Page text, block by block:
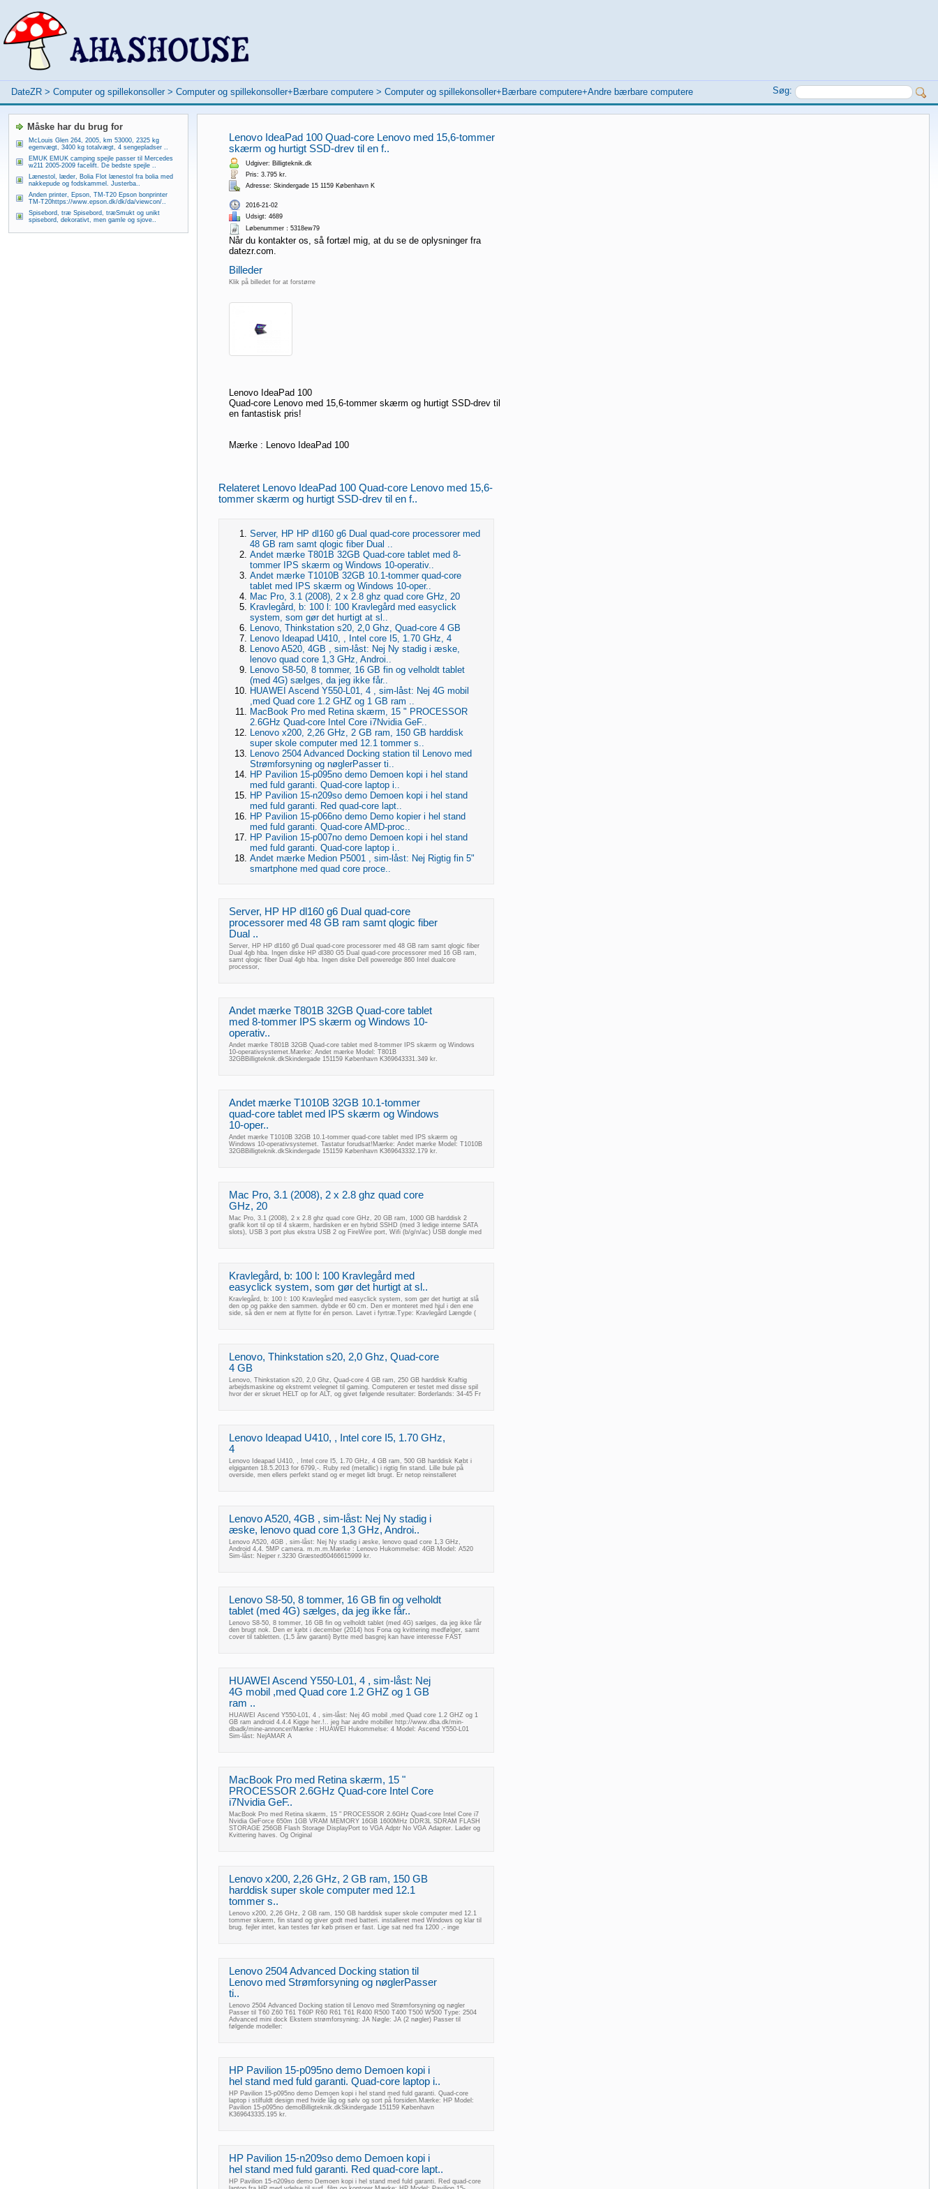
DateZR > Computer og spillekonsoller > Computer og spillekonsoller+Bærbare computere > Computer og spillekonsoller+Bærbare computere+Andre bærbare computere Søg:
Lenovo IdeaPad 100 Quad-core Lenovo med 15,6-tommer
skærm og hurtigt SSD-drev til en f..
Udgiver: Billigteknik.dk
Pris: 3.795 kr.
Adresse: Skindergade 15 1159 København K
2016-21-02
Udsigt: 4689
Løbenummer：5318ew79
Når du kontakter os, så fortæl mig, at du se de oplysninger fra
datezr.com.
Billeder
Klik på billedet for at forstørre
Lenovo IdeaPad 100
Quad-core Lenovo med 15,6-tommer skærm og hurtigt SSD-drev til
en fantastisk pris!
Mærke : Lenovo IdeaPad 100
Relateret Lenovo IdeaPad 100 Quad-core Lenovo med 15,6-
tommer skærm og hurtigt SSD-drev til en f..
Server, HP HP dl160 g6 Dual quad-core processorer med
48 GB ram samt qlogic fiber Dual ..
Andet mærke T801B 32GB Quad-core tablet med 8-
tommer IPS skærm og Windows 10-operativ..
Andet mærke T1010B 32GB 10.1-tommer quad-core
tablet med IPS skærm og Windows 10-oper..
Mac Pro, 3.1 (2008), 2 x 2.8 ghz quad core GHz, 20
Kravlegård, b: 100 l: 100 Kravlegård med easyclick
system, som gør det hurtigt at sl..
Lenovo, Thinkstation s20, 2,0 Ghz, Quad-core 4 GB
Lenovo Ideapad U410, , Intel core I5, 1.70 GHz, 4
Lenovo A520, 4GB , sim-låst: Nej Ny stadig i æske,
lenovo quad core 1,3 GHz, Androi..
Lenovo S8-50, 8 tommer, 16 GB fin og velholdt tablet
(med 4G) sælges, da jeg ikke får..
HUAWEI Ascend Y550-L01, 4 , sim-låst: Nej 4G mobil
,med Quad core 1.2 GHZ og 1 GB ram ..
MacBook Pro med Retina skærm, 15 " PROCESSOR
2.6GHz Quad-core Intel Core i7Nvidia GeF..
Lenovo x200, 2,26 GHz, 2 GB ram, 150 GB harddisk
super skole computer med 12.1 tommer s..
Lenovo 2504 Advanced Docking station til Lenovo med
Strømforsyning og nøglerPasser ti..
HP Pavilion 15-p095no demo Demoen kopi i hel stand
med fuld garanti. Quad-core laptop i..
HP Pavilion 15-n209so demo Demoen kopi i hel stand
med fuld garanti. Red quad-core lapt..
HP Pavilion 15-p066no demo Demo kopier i hel stand
med fuld garanti. Quad-core AMD-proc..
HP Pavilion 15-p007no demo Demoen kopi i hel stand
med fuld garanti. Quad-core laptop i..
Andet mærke Medion P5001 , sim-låst: Nej Rigtig fin 5"
smartphone med quad core proce..
Server, HP HP dl160 g6 Dual quad-core
processorer med 48 GB ram samt qlogic fiber
Dual ..
Server, HP HP dl160 g6 Dual quad-core processorer med 48 GB ram samt qlogic fiber
Dual 4gb hba. Ingen diske HP dl380 G5 Dual quad-core processorer med 16 GB ram,
samt qlogic fiber Dual 4gb hba. Ingen diske Dell poweredge 860 Intel dualcore
processor,
Andet mærke T801B 32GB Quad-core tablet
med 8-tommer IPS skærm og Windows 10-
operativ..
Andet mærke T801B 32GB Quad-core tablet med 8-tommer IPS skærm og Windows
10-operativsystemet.Mærke: Andet mærke Model: T801B
32GBBilligteknik.dkSkindergade 151159 København K369643331.349 kr.
Andet mærke T1010B 32GB 10.1-tommer
quad-core tablet med IPS skærm og Windows
10-oper..
Andet mærke T1010B 32GB 10.1-tommer quad-core tablet med IPS skærm og
Windows 10-operativsystemet. Tastatur forudsat!Mærke: Andet mærke Model: T1010B
32GBBilligteknik.dkSkindergade 151159 København K369643332.179 kr.
Mac Pro, 3.1 (2008), 2 x 2.8 ghz quad core
GHz, 20
Mac Pro, 3.1 (2008), 2 x 2.8 ghz quad core GHz, 20 GB ram, 1000 GB harddisk 2
grafik kort til op til 4 skærm, hardisken er en hybrid SSHD (med 3 ledige interne SATA
slots), USB 3 port plus ekstra USB 2 og FireWire port, Wifi (b/g/n/ac) USB dongle med
Kravlegård, b: 100 l: 100 Kravlegård med
easyclick system, som gør det hurtigt at sl..
Kravlegård, b: 100 l: 100 Kravlegård med easyclick system, som gør det hurtigt at slå
den op og pakke den sammen. dybde er 60 cm. Den er monteret med hjul i den ene
side, så den er nem at flytte for én person. Lavet i fyrtræ.Type: Kravlegård Længde (
Lenovo, Thinkstation s20, 2,0 Ghz, Quad-core
4 GB
Lenovo, Thinkstation s20, 2,0 Ghz, Quad-core 4 GB ram, 250 GB harddisk Kraftig
arbejdsmaskine og ekstremt velegnet til gaming. Computeren er testet med disse spil
hvor der er skruet HELT op for ALT, og givet følgende resultater: Borderlands: 34-45 Fr
Lenovo Ideapad U410, , Intel core I5, 1.70 GHz,
4
Lenovo Ideapad U410, , Intel core I5, 1.70 GHz, 4 GB ram, 500 GB harddisk Købt i
elgiganten 18.5.2013 for 6799,-. Ruby red (metallic) i rigtig fin stand. Lille bule på
overside, men ellers perfekt stand og er meget lidt brugt. Er netop reinstalleret
Lenovo A520, 4GB , sim-låst: Nej Ny stadig i
æske, lenovo quad core 1,3 GHz, Androi..
Lenovo A520, 4GB , sim-låst: Nej Ny stadig i æske, lenovo quad core 1,3 GHz,
Android 4,4. 5MP camera. m.m.m.Mærke : Lenovo Hukommelse: 4GB Model: A520
Sim-låst: Nejper r.3230 Græsted60466615999 kr.
Lenovo S8-50, 8 tommer, 16 GB fin og velholdt
tablet (med 4G) sælges, da jeg ikke får..
Lenovo S8-50, 8 tommer, 16 GB fin og velholdt tablet (med 4G) sælges, da jeg ikke får
den brugt nok. Den er købt i december (2014) hos Fona og kvittering medfølger, samt
cover til tabletten. (1,5 årw garanti) Bytte med basgrej kan have interesse FAST
HUAWEI Ascend Y550-L01, 4 , sim-låst: Nej
4G mobil ,med Quad core 1.2 GHZ og 1 GB
ram ..
HUAWEI Ascend Y550-L01, 4 , sim-låst: Nej 4G mobil ,med Quad core 1.2 GHZ og 1
GB ram android 4.4.4 Kigge her.!.. jeg har andre mobiller http://www.dba.dk/min-
dbadk/mine-annoncer/Mærke : HUAWEI Hukommelse: 4 Model: Ascend Y550-L01
Sim-låst: NejAMAR A
MacBook Pro med Retina skærm, 15 "
PROCESSOR 2.6GHz Quad-core Intel Core
i7Nvidia GeF..
MacBook Pro med Retina skærm, 15 " PROCESSOR 2.6GHz Quad-core Intel Core i7
Nvidia GeForce 650m 1GB VRAM MEMORY 16GB 1600MHz DDR3L SDRAM FLASH
STORAGE 256GB Flash Storage DisplayPort to VGA Adptr No VGA Adapter. Lader og
Kvittering haves. Og Original
Lenovo x200, 2,26 GHz, 2 GB ram, 150 GB
harddisk super skole computer med 12.1
tommer s..
Lenovo x200, 2,26 GHz, 2 GB ram, 150 GB harddisk super skole computer med 12.1
tommer skærm, fin stand og giver godt med batteri. installeret med Windows og klar til
brug. fejler intet, kan testes før køb prisen er fast. Lige sat ned fra 1200 ,- inge
Lenovo 2504 Advanced Docking station til
Lenovo med Strømforsyning og nøglerPasser
ti..
Lenovo 2504 Advanced Docking station til Lenovo med Strømforsyning og nøgler
Passer til T60 Z60 T61 T60P R60 R61 T61 R400 R500 T400 T500 W500 Type: 2504
Advanced mini dock Ekstern strømforsyning: JA Nøgle: JA (2 nøgler) Passer til
følgende modeller:
HP Pavilion 15-p095no demo Demoen kopi i
hel stand med fuld garanti. Quad-core laptop i..
HP Pavilion 15-p095no demo Demoen kopi i hel stand med fuld garanti. Quad-core
laptop i stilfuldt design med hvide låg og sølv og sort på forsiden.Mærke: HP Model:
Pavilion 15-p095no demoBilligteknik.dkSkindergade 151159 København
K369643335.195 kr.
HP Pavilion 15-n209so demo Demoen kopi i
hel stand med fuld garanti. Red quad-core lapt..
HP Pavilion 15-n209so demo Demoen kopi i hel stand med fuld garanti. Red quad-core
Måske har du brug for
McLouis Glen 264, 2005, km 53000, 2325 kg
egenvægt, 3400 kg totalvægt, 4 sengepladser ..
EMUK EMUK camping spejle passer til Mercedes
w211 2005-2009 facelift. De bedste spejle ..
Lænestol, læder, Bolia Flot lænestol fra bolia med
nakkepude og fodskammel. Justerba..
Anden printer, Epson, TM-T20 Epson bonprinter
TM-T20https://www.epson.dk/dk/da/viewcon/..
Spisebord, træ Spisebord, træSmukt og unikt
spisebord, dekorativt, men gamle og sjove..